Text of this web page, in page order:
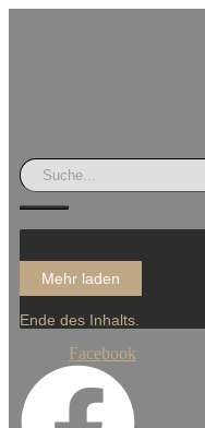
Mehr laden
Ende des Inhalts.
Facebook